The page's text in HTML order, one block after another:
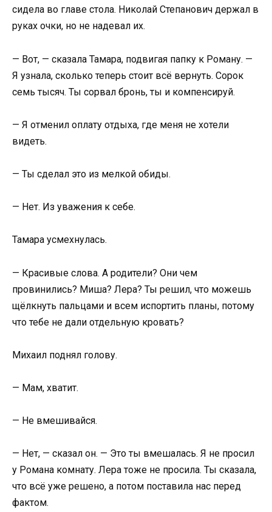
сидела во главе стола. Николай Степанович держал в
руках очки, но не надевал их.
— Вот, — сказала Тамара, подвигая папку к Роману. —
Я узнала, сколько теперь стоит всё вернуть. Сорок
семь тысяч. Ты сорвал бронь, ты и компенсируй.
— Я отменил оплату отдыха, где меня не хотели
видеть.
— Ты сделал это из мелкой обиды.
— Нет. Из уважения к себе.
Тамара усмехнулась.
— Красивые слова. А родители? Они чем
провинились? Миша? Лера? Ты решил, что можешь
щёлкнуть пальцами и всем испортить планы, потому
что тебе не дали отдельную кровать?
Михаил поднял голову.
— Мам, хватит.
— Не вмешивайся.
— Нет, — сказал он. — Это ты вмешалась. Я не просил
у Романа комнату. Лера тоже не просила. Ты сказала,
что всё уже решено, а потом поставила нас перед
фактом.